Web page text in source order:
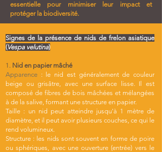
essentielle pour minimiser leur impact et
protéger la biodiversité.
Signes de la présence de nids de frelon asiatique
(Vespa velutina)
1. Nid en papier mâché
Apparence : le nid est généralement de couleur
beige ou grisâtre, avec une surface lisse. Il est
composé de fibres de bois mâchées et mélangées
à de la salive, formant une structure en papier.
Taille : un nid peut atteindre jusqu'à 1 mètre de
diamètre, et il peut avoir plusieurs couches, ce qui le
rend volumineux.
Structure : les nids sont souvent en forme de poire
ou sphériques, avec une ouverture (entrée) vers le